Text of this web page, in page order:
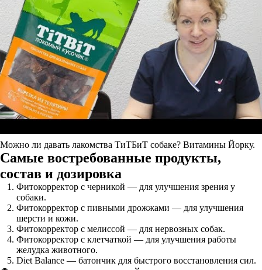
Можно ли давать лакомства ТиТБиТ собаке? Витамины Йорку.
Самые востребованные продукты,
состав и дозировка
Фитокорректор с черникой — для улучшения зрения у
собаки.
Фитокорректор с пивными дрожжами — для улучшения
шерсти и кожи.
Фитокорректор с мелиссой — для нервозных собак.
Фитокорректор с клетчаткой — для улучшения работы
желудка животного.
Diet Balance — батончик для быстрого восстановления сил.